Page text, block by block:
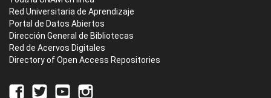
Red Universitaria de Aprendizaje
Portal de Datos Abiertos
Dirección General de Bibliotecas
Red de Acervos Digitales
Directory of Open Access Repositories